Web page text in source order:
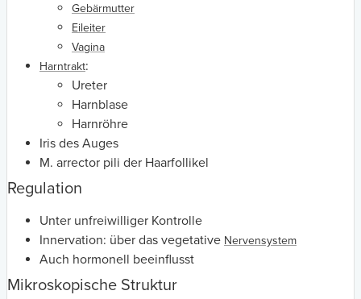
Gebärmutter
Eileiter
Vagina
Harntrakt:
Ureter
Harnblase
Harnröhre
Iris des Auges
M. arrector pili der Haarfollikel
Regulation
Unter unfreiwilliger Kontrolle
Innervation: über das vegetative Nervensystem
Auch hormonell beeinflusst
Mikroskopische Struktur